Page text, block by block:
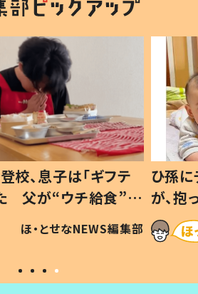
デレな80歳じいじ
ると…ひ孫の反応に
た」「可愛くて仕方な
ほ・とせなNEWS編集部